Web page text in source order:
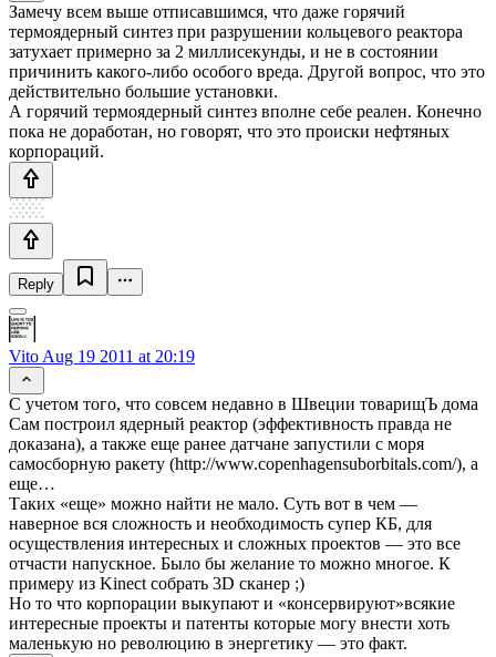
Замечу всем выше отписавшимся, что даже горячий
термоядерный синтез при разрушении кольцевого реактора
затухает примерно за 2 миллисекунды, и не в состоянии
причинить какого-либо особого вреда. Другой вопрос, что это
действительно большие установки.
А горячий термоядерный синтез вполне себе реален. Конечно
пока не доработан, но говорят, что это происки нефтяных
корпораций.
Reply
Vito Aug 19 2011 at 20:19
С учетом того, что совсем недавно в Швеции товарищЪ дома
Сам построил ядерный реактор (эффективность правда не
доказана), а также еще ранее датчане запустили с моря
самосборную ракету (http://www.copenhagensuborbitals.com/), а
еще…
Таких «еще» можно найти не мало. Суть вот в чем —
наверное вся сложность и необходимость супер КБ, для
осуществления интересных и сложных проектов — это все
отчасти напускное. Было бы желание то можно многое. К
примеру из Kinect собрать 3D сканер ;)
Но то что корпорации выкупают и «консервируют»всякие
интересные проекты и патенты которые могу внести хоть
маленькую но революцию в энергетику — это факт.